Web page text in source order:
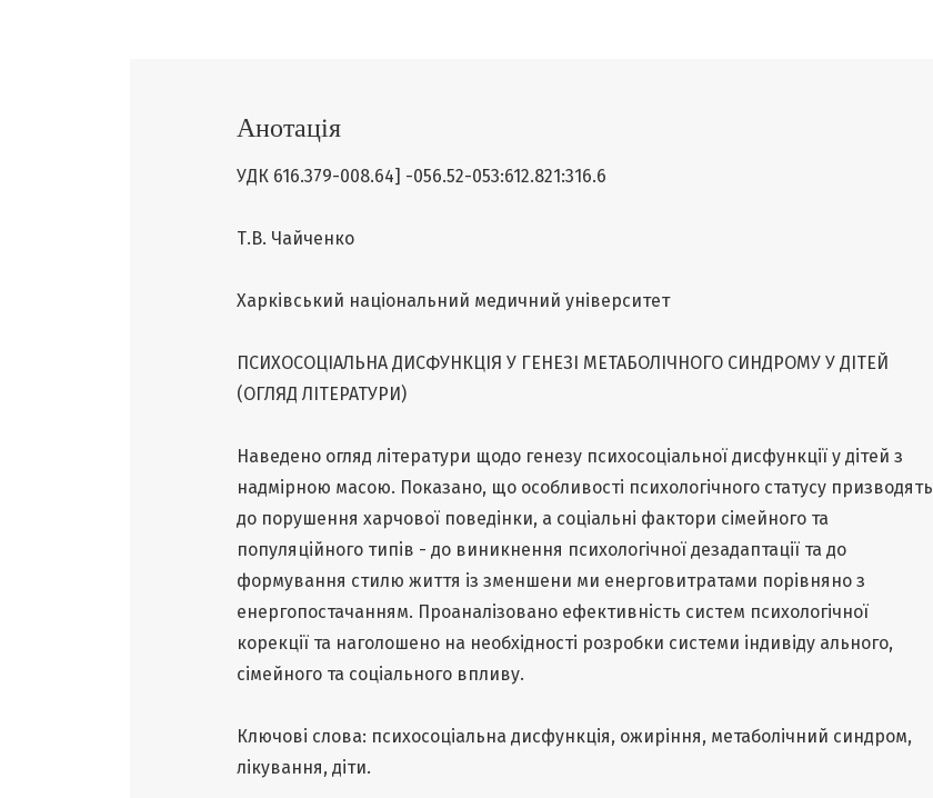
Анотація
УДК 616.379-008.64] -056.52-053:612.821:316.6
Т.В. Чайченко
Харківський національний медичний університет
ПСИХОСОЦІАЛЬНА ДИСФУНКЦІЯ У ГЕНЕЗІ МЕТАБОЛІЧНОГО СИНДРОМУ У ДІТЕЙ
(ОГЛЯД ЛІТЕРАТУРИ)
Наведено огляд літератури щодо генезу психосоціальної дисфункції у дітей з
надмірною масою. Показано, що особливості психологічного статусу призводять
до порушення харчової поведінки, а соціальні фактори сімейного та
популяційного типів - до виникнення психологічної дезадаптації та до
формування стилю життя із зменшени ми енерговитратами порівняно з
енергопостачанням. Проаналізовано ефективність систем психологічної
корекції та наголошено на необхідності розробки системи індивіду ального,
сімейного та соціального впливу.
Ключові слова: психосоціальна дисфункція, ожиріння, метаболічний синдром,
лікування, діти.